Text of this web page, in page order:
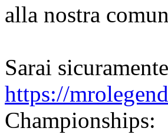
alla nostra
Sarai
https://
Championships: